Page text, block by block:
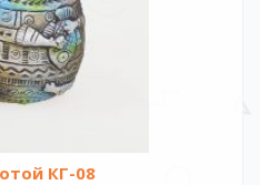
КГ-08